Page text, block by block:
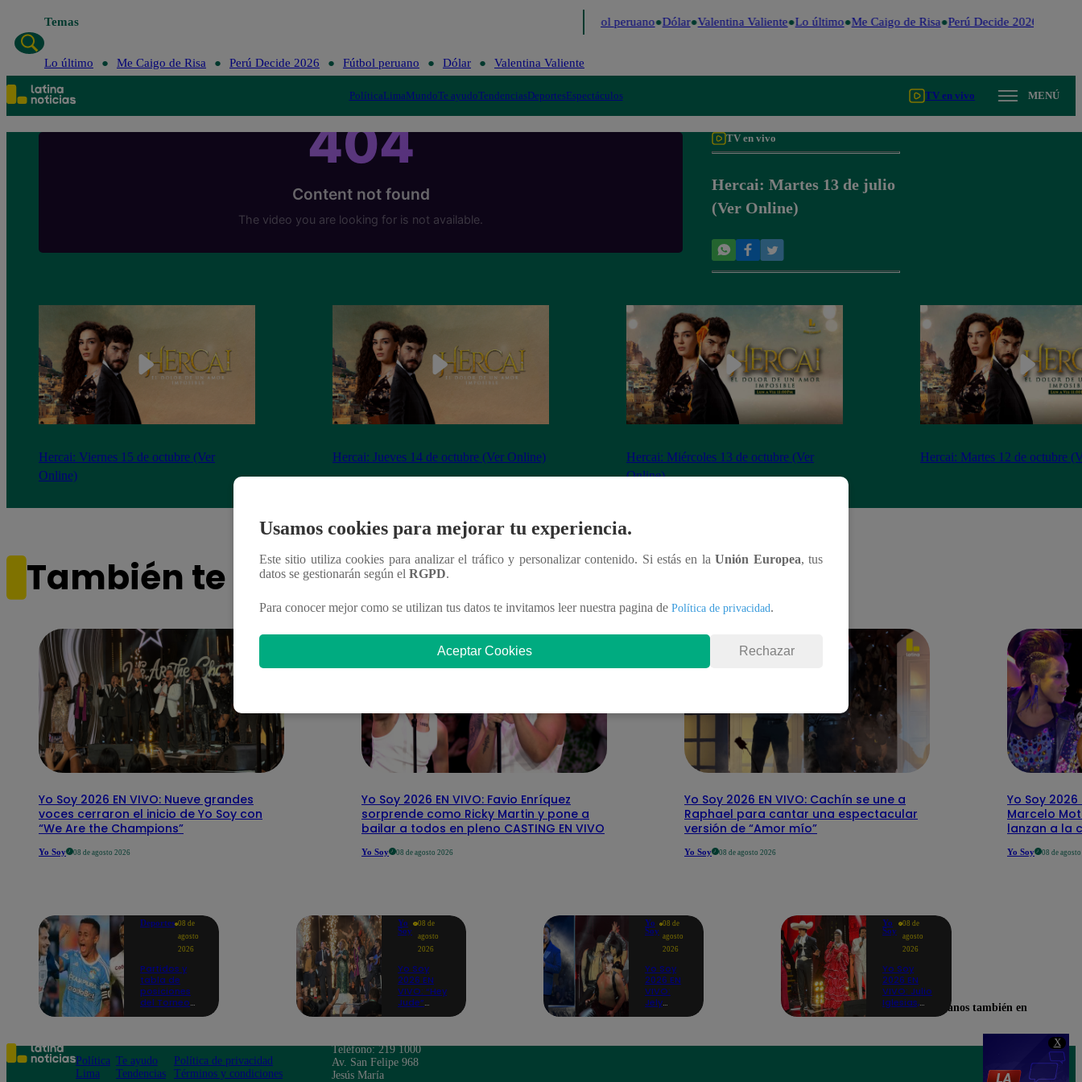
X
Temas Fútbol peruano Dólar Valentina Valiente Lo último Me Caigo de Risa Perú Decide 2026
Lo último Me Caigo de Risa Perú Decide 2026 Fútbol peruano Dólar Valentina Valiente
PolíticaLimaMundoTe ayudoTendenciasDeportesEspectáculos TV en vivo MENÚ
TV en vivo
Hercai: Martes 13 de julio
(Ver Online)
Hercai: Viernes 15 de octubre (Ver
Online)
Hercai: Jueves 14 de octubre (Ver Online)
Hercai: Miércoles 13 de octubre (Ver
Online)
Hercai: Martes 12 de octubre
También te puede interesar
Yo Soy 2026 EN VIVO: Nueve grandes
voces cerraron el inicio de Yo Soy con
“We Are the Champions”
Yo Soy 08 de agosto 2026
Yo Soy 2026 EN VIVO: Favio Enríquez
sorprende como Ricky Martin y pone a
bailar a todos en pleno CASTING EN VIVO
Yo Soy 08 de agosto 2026
Yo Soy 2026 EN VIVO: Cachín se une a
Raphael para cantar una espectacular
versión de “Amor mío”
Yo Soy 08 de agosto 2026
Yo Soy 2026
Marcelo
lanzan a la
Yo Soy 08 de
Deportes 08 de
agosto
2026
Partidos y
tabla de
posiciones
del Torneo
en la fecha 4
Yo
Soy
08 de
agosto
2026
Yo Soy
2026 EN
VIVO: “Hey
Jude”
José
Feliciano,
Eddie
Yo
Soy
08 de
agosto
2026
Yo Soy
2026 EN
VIVO:
Jely
Bravo
Yo
Soy
08 de
agosto
2026
Yo Soy
2026 EN
VIVO: Julio
Iglesias,
artistas se
Usamos cookies para mejorar tu experiencia.
Este sitio utiliza cookies para analizar el tráfico y personalizar contenido. Si estás en laUnión Europea, tus
datos se gestionarán según el RGPD.
Para conocer mejor como se utilizan tus datos te invitamos leer nuestra pagina de Política de privacidad.
Aceptar Cookies Rechazar
Encuéntranos también en
Política
Lima
Te ayudo
Tendencias
Política de privacidad
Términos y condiciones
Teléfono: 219 1000
Av. San Felipe 968
Jesús María